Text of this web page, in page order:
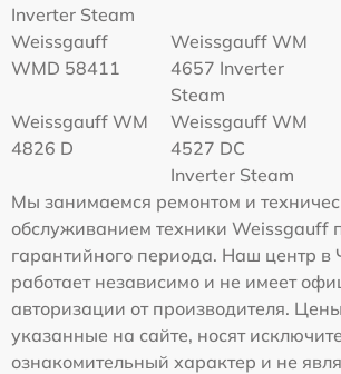
Inverter Steam
Weissgauff
WMD 58411
Weissgauff WM
4657 Inverter
Steam
Weissgauff WM
4826 D
Weissgauff WM
4527 DC
Inverter Steam
Мы занимаемся ремонтом и
обслуживанием техники Weissgauff
гарантийного периода. Наш центр в
работает независимо и не имеет
авторизации от производителя.
указанные на сайте, носят
ознакомительный характер и не